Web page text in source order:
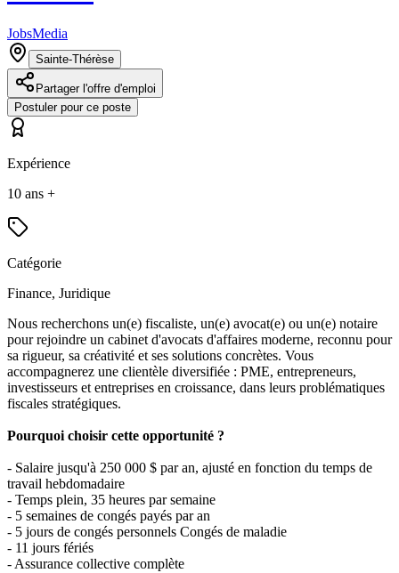
JobsMedia
Sainte-Thérèse
Partager l'offre d'emploi
Postuler pour ce poste
Expérience
10 ans +
Catégorie
Finance, Juridique
Nous recherchons un(e) fiscaliste, un(e) avocat(e) ou un(e) notaire
pour rejoindre un cabinet d'avocats d'affaires moderne, reconnu pour
sa rigueur, sa créativité et ses solutions concrètes. Vous
accompagnerez une clientèle diversifiée : PME, entrepreneurs,
investisseurs et entreprises en croissance, dans leurs problématiques
fiscales stratégiques.
Pourquoi choisir cette opportunité ?
- Salaire jusqu'à 250 000 $ par an, ajusté en fonction du temps de
travail hebdomadaire
- Temps plein, 35 heures par semaine
- 5 semaines de congés payés par an
- 5 jours de congés personnels Congés de maladie
- 11 jours fériés
- Assurance collective complète